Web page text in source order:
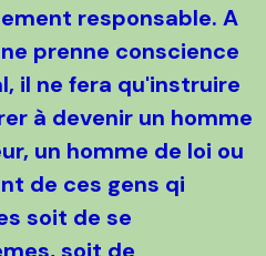
responsable. A
prenne conscience
il ne fera qu'instruire
à devenir un homme
un homme de loi ou
de ces gens qi
soit de se
soit de